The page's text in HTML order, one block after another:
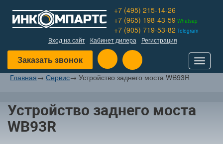
+7 (495) 215-14-26
+7 (965) 198-43-59 Whatsap
+7 (905) 719-53-82 Telegram
Вход на сайт Кабинет дилера Регистрация
Заказать звонок
Toggle
Главная→ Сервис→ Устройство заднего моста WB93R
Устройство заднего моста
WB93R